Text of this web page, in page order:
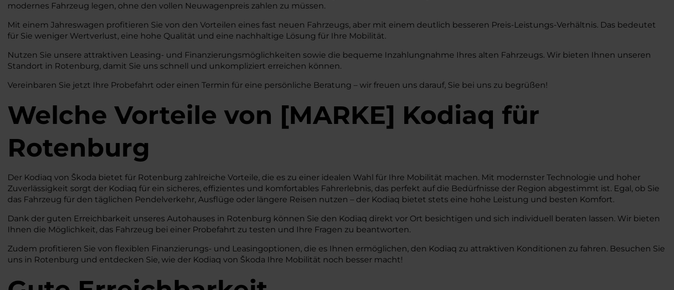
modernes Fahrzeug legen, ohne den vollen Neuwagenpreis zahlen zu müssen.
Mit einem Jahreswagen profitieren Sie von den Vorteilen eines fast neuen Fahrzeugs, aber mit einem deutlich besseren Preis-Leistungs-Verhältnis. Das bedeutet
für Sie weniger Wertverlust, eine hohe Qualität und eine nachhaltige Lösung für Ihre Mobilität.
Nutzen Sie unsere attraktiven Leasing- und Finanzierungsmöglichkeiten sowie die bequeme Inzahlungnahme Ihres alten Fahrzeugs. Wir bieten Ihnen unseren
Standort in Rotenburg, damit Sie uns schnell und unkompliziert erreichen können.
Vereinbaren Sie jetzt Ihre Probefahrt oder einen Termin für eine persönliche Beratung – wir freuen uns darauf, Sie bei uns zu begrüßen!
Welche Vorteile von [MARKE] Kodiaq für
Rotenburg
Der Kodiaq von Škoda bietet für Rotenburg zahlreiche Vorteile, die es zu einer idealen Wahl für Ihre Mobilität machen. Mit modernster Technologie und hoher
Zuverlässigkeit sorgt der Kodiaq für ein sicheres, effizientes und komfortables Fahrerlebnis, das perfekt auf die Bedürfnisse der Region abgestimmt ist. Egal, ob Sie
das Fahrzeug für den täglichen Pendelverkehr, Ausflüge oder längere Reisen nutzen – der Kodiaq bietet stets eine hohe Leistung und besten Komfort.
Dank der guten Erreichbarkeit unseres Autohauses in Rotenburg können Sie den Kodiaq direkt vor Ort besichtigen und sich individuell beraten lassen. Wir bieten
Ihnen die Möglichkeit, das Fahrzeug bei einer Probefahrt zu testen und Ihre Fragen zu beantworten.
Zudem profitieren Sie von flexiblen Finanzierungs- und Leasingoptionen, die es Ihnen ermöglichen, den Kodiaq zu attraktiven Konditionen zu fahren. Besuchen Sie
uns in Rotenburg und entdecken Sie, wie der Kodiaq von Škoda Ihre Mobilität noch besser macht!